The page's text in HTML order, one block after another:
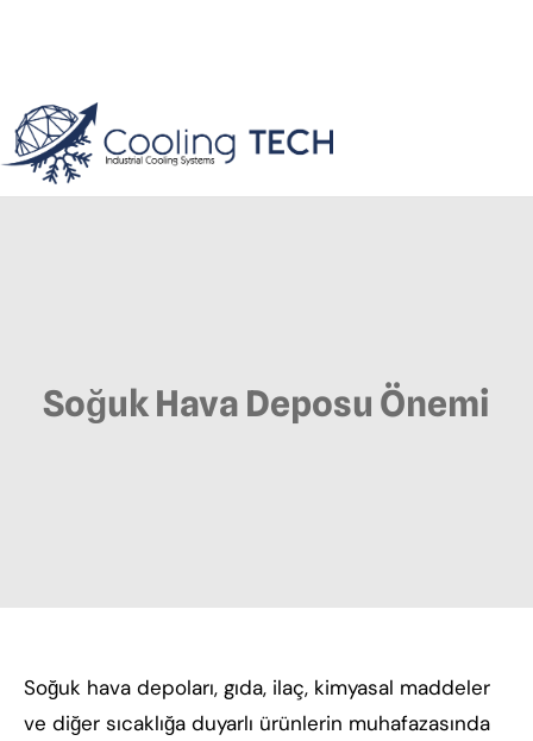
Soğuk Hava Deposu Önemi
Soğuk hava depoları, gıda, ilaç, kimyasal maddeler
ve diğer sıcaklığa duyarlı ürünlerin muhafazasında